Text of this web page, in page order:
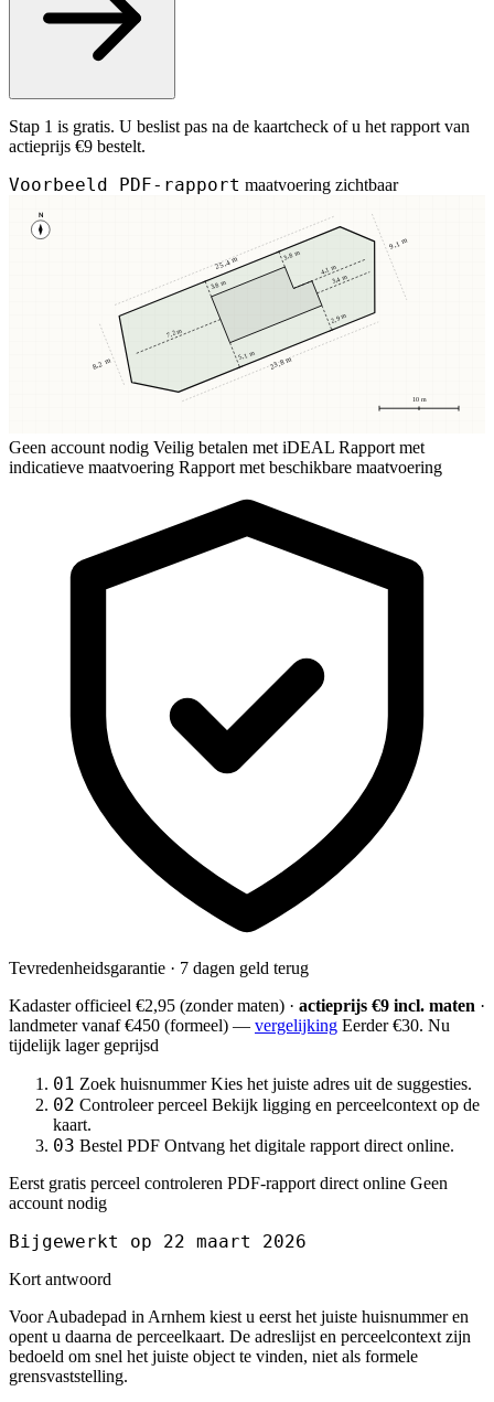
Stap 1 is gratis. U beslist pas na de kaartcheck of u het rapport van
actieprijs €9 bestelt.
Voorbeeld PDF-rapport maatvoering zichtbaar
N
10 m
3,8 m
3,8 m
5,1 m
2,9 m
7,2 m
3,4 m
4,1 m
25,4 m
23,8 m
8,2 m
9,1 m
Geen account nodig Veilig betalen met iDEAL Rapport met
indicatieve maatvoering Rapport met beschikbare maatvoering
Tevredenheidsgarantie · 7 dagen geld terug
Kadaster officieel €2,95 (zonder maten) · actieprijs €9 incl. maten ·
landmetervanaf €450 (formeel) — vergelijking Eerder €30. Nu
tijdelijk lager geprijsd
01 Zoek huisnummer Kies het juiste adres uit de suggesties.
02 Controleer perceel Bekijk ligging en perceelcontext op de
kaart.
03 Bestel PDF Ontvang het digitale rapport direct online.
Eerst gratis perceel controleren PDF-rapport direct online Geen
account nodig
Bijgewerkt op 22 maart 2026
Kort antwoord
Voor Aubadepad in Arnhem kiest u eerst het juiste huisnummer en
opent u daarna de perceelkaart. De adreslijst en perceelcontext zijn
bedoeld om snel het juiste object te vinden, niet als formele
grensvaststelling.